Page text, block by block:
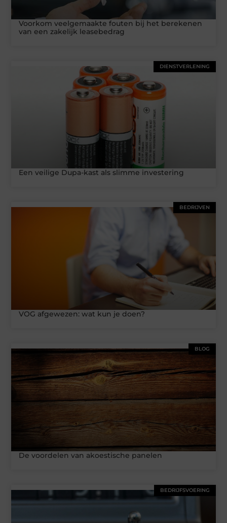
Voorkom veelgemaakte fouten bij het berekenen
van een zakelijk leasebedrag
DIENSTVERLENING
Een veilige Dupa-kast als slimme investering
BEDRIJVEN
VOG afgewezen: wat kun je doen?
BLOG
De voordelen van akoestische panelen
BEDRIJFSVOERING